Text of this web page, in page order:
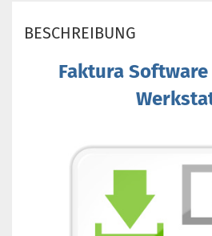
BESCHREIBUNG
Faktura